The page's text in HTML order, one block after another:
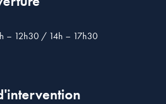
– 12h30 / 14h – 17h30